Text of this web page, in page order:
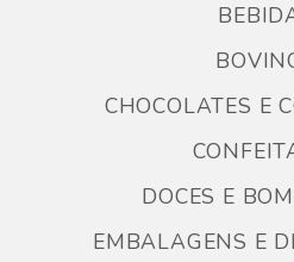
CHOCOLATES E
DOCES E
EMBALAGENS E